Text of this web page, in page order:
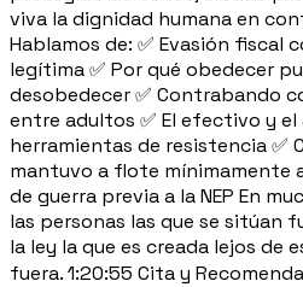
viva la dignidad humana en
Hablamos de: ✅ Evasión fiscal
legítima ✅ Por qué obedecer
desobedecer ✅ Contrabando
entre adultos ✅ El efectivo y
herramientas de resistencia ✅
mantuvo a flote mínimamente
de guerra previa a la NEP En
las personas las que se sitúan
la ley la que es creada lejos de
fuera. 1:20:55 Cita y